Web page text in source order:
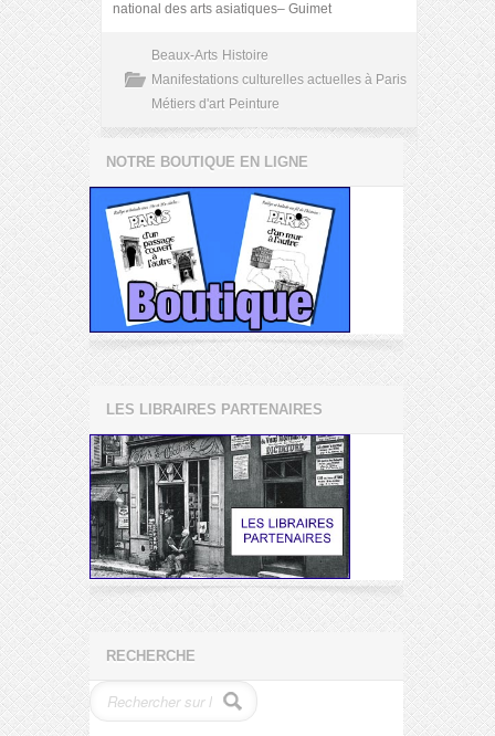
national des arts asiatiques– Guimet
Beaux-Arts Histoire
Manifestations culturelles actuelles à Paris
Métiers d'art Peinture
NOTRE BOUTIQUE EN LIGNE
LES LIBRAIRES PARTENAIRES
RECHERCHE